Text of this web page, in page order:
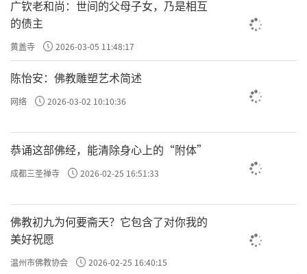
广钦老和尚：世间的父母子女，乃是相互
的债主
黄盖寺 2026-03-05 11:48:17
陈怡安：佛教雕塑艺术简述
网络 2026-03-02 10:10:36
恭诵这部佛经，能清除身心上的“附体”
成都三圣禅寺 2026-02-25 16:51:33
佛教初九为何要斋天？它包含了对你我的
美好祝愿
温州市佛教协会 2026-02-25 16:40:15